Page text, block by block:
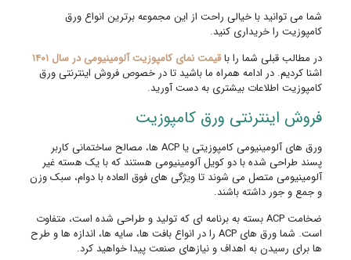
شما می توانید با خیالی راحت از این مجموعه برترین انواع ورق
کامپوزیت را خریداری کنید.
در مطالب قبلی شما را باقیمت نمای کامپوزیت آلومینیومی در سال ۱۴۰۱
اشنا کردیم. در ادامه همراه ما باشید تا در خصوص فروش اینترنتی ورق
کامپوزیت اطلاعات بیشتری به دست آورید.
فروش اینترنتی ورق کامپوزیت
ورق های آلومینیومی کامپوزیتی یا ACP ها، مصالح ساختمانی کاربر
پسند طراحی شده با دو کویل آلومینیومی هستند که با یک هسته غیر
آلومینیومی متصل می شوند تا ویژگی های فوق العاده با دوام، سبک وزن
و جمع و جور داشته باشند.
ضخامت ACP بسته به برنامه ای که تولید و طراحی شده است، متفاوت
است. شما ورق های ACP را در انواع بافت ها، سایه ها، اندازه ها و طرح
ها برای رسیدن به اهداف و نیازهای صنعت پیدا خواهید کرد.